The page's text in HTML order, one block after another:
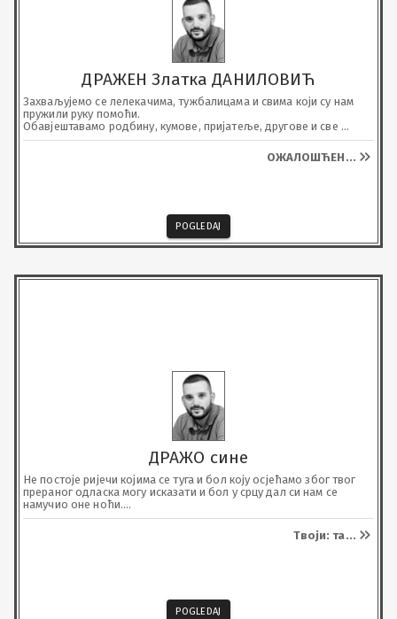
ДРАЖЕН Златка ДАНИЛОВИЋ
Захваљујемо се лелекачима, тужбалицама и свима који су нам
пружили руку помоћи.
Обавјештавамо родбину, кумове, пријатеље, другове и све
познанике да ћемо тога дана посјетити његову вјечну кућу у 10
ОЖАЛОШЋЕН ...
POGLEDAJ
ДРАЖО сине
Не постоје ријечи којима се туга и бол коју осјећамо због твог
прераног одласка могу исказати и бол у срцу дал си нам се
намучио оне ноћи.
Сине!
Зар је морала зла судбина да те одведе тако рано? У сваком
свадбе ми направили тужну,  уплакану.
Твоји: та...
POGLEDAJ